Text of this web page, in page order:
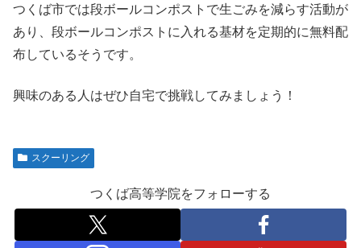
つくば市では段ボールコンポストで生ごみを減らす活動が
あり、段ボールコンポストに入れる基材を定期的に無料配
布しているそうです。
興味のある人はぜひ自宅で挑戦してみましょう！
スクーリング
つくば高等学院をフォローする